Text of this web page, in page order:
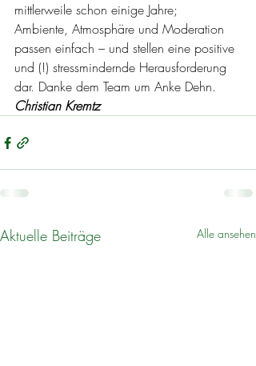
mittlerweile schon einige Jahre;
Ambiente, Atmosphäre und Moderation
passen einfach – und stellen eine positive
und (!) stressmindernde Herausforderung
dar. Danke dem Team um Anke Dehn.
Christian Kremtz
Aktuelle Beiträge Alle ansehen